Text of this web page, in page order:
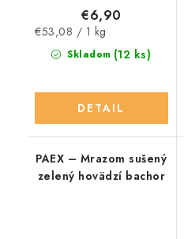
Skladom (12 ks)
€6,90
Jednotková
cena:
€53,08 / 1 kg
DETAIL
PAEX – Mrazom sušený
zelený hovädzí bachor